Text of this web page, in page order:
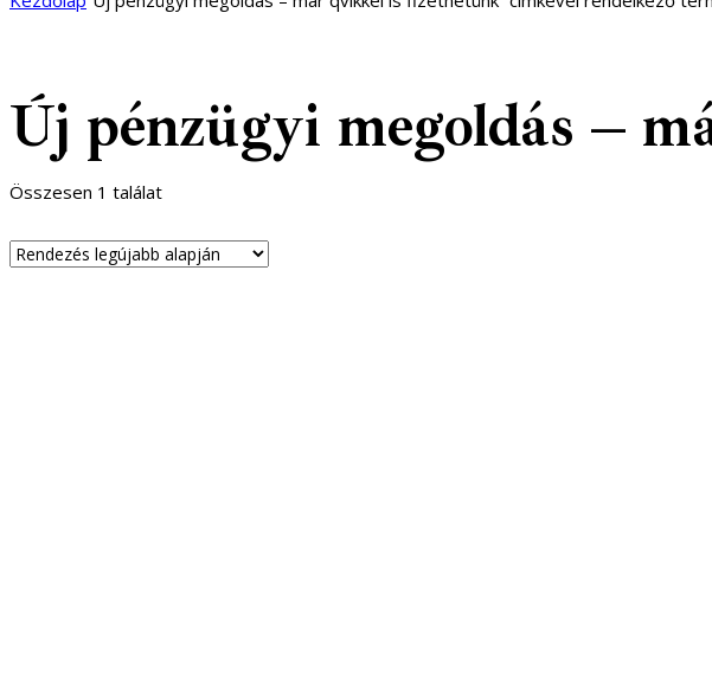
Új pénzügyi megoldás –
Összesen 1 találat